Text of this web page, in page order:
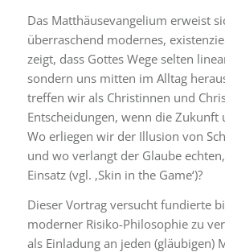
​Das Matthäusevangelium erweist
überraschend modernes,
zeigt, dass Gottes Wege selten
sondern uns mitten im Alltag
treffen wir als Christinnen und
Entscheidungen, wenn die Zukunft
Wo erliegen wir der Illusion von
und wo verlangt der Glaube
Einsatz (vgl. ‚Skin in the Game‘)?
​Dieser Vortrag versucht fundierte
moderner Risiko-Philosophie zu
als Einladung an jeden (gläubigen)